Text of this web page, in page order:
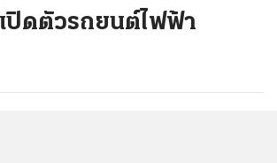
ปิดตัวรถยนต์ไฟฟ้า